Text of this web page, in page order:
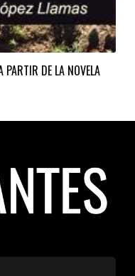
DE LA NOVELA